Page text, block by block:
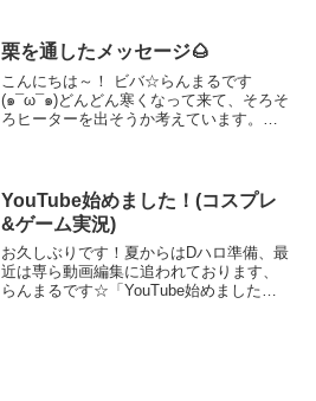
簡単な性格診断テストを受けてみまし
た。結果はこちら💁‍♀...
栗を通したメッセージ🌰
こんにちは～！ ビバ☆らんまるです
(๑¯ω¯๑)どんどん寒くなって来て、そろそ
ろヒーターを出そうか考えています。今
っている宗教の教祖...
YouTube始めました！(コスプレ
&ゲーム実況)
お久しぶりです！夏からはDハロ準備、最
近は専ら動画編集に追われております、
らんまるです☆「YouTube始めました」